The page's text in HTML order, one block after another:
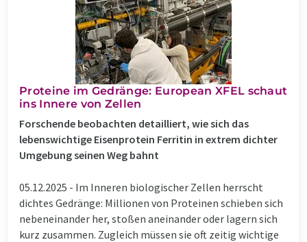
Proteine im Gedränge: European XFEL schaut
ins Innere von Zellen
Forschende beobachten detailliert, wie sich das
lebenswichtige Eisenprotein Ferritin in extrem dichter
Umgebung seinen Weg bahnt
05.12.2025 - Im Inneren biologischer Zellen herrscht
dichtes Gedränge: Millionen von Proteinen schieben sich
nebeneinander her, stoßen aneinander oder lagern sich
kurz zusammen. Zugleich müssen sie oft zeitig wichtige